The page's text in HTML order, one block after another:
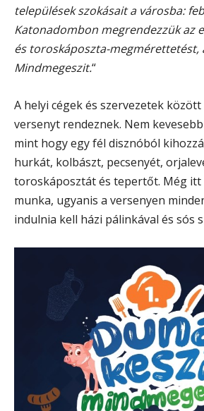
települések szokásait a városba:
Katonadombon megrendezzük az
és toroskáposzta-megmérettetést,
Mindmegeszit.“
A helyi cégek és szervezetek
versenyt rendeznek. Nem
mint hogy egy fél disznóból
hurkát, kolbászt, pecsenyét,
toroskáposztát és tepertőt. Még itt
munka, ugyanis a versenyen
indulnia kell házi pálinkával és sós